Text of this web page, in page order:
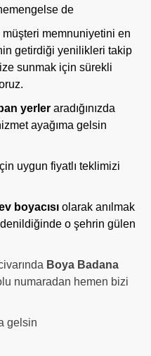
de
müşteri memnuniyetini en
getirdiği yenilikleri takip
sunmak için sürekli
yerler aradığınızda
ayağıma gelsin
uygun fiyatlı teklimizi
boyacısı olarak anılmak
denildiğinde o şehrin gülen
Boya Badana
numaradan hemen bizi
gelsin